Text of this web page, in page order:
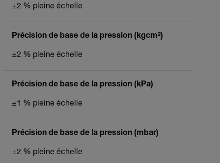
±2 % pleine échelle
Précision de base de la pression (kgcm²)
±2 % pleine échelle
Précision de base de la pression (kPa)
±1 % pleine échelle
Précision de base de la pression (mbar)
±2 % pleine échelle